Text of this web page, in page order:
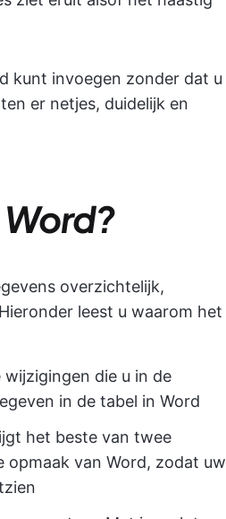
kunt invoegen zonder dat u
er netjes, duidelijk en
Word?
overzichtelijk,
leest u waarom het
die u in de
in de tabel in Word
het beste van twee
opmaak van Word, zodat uw